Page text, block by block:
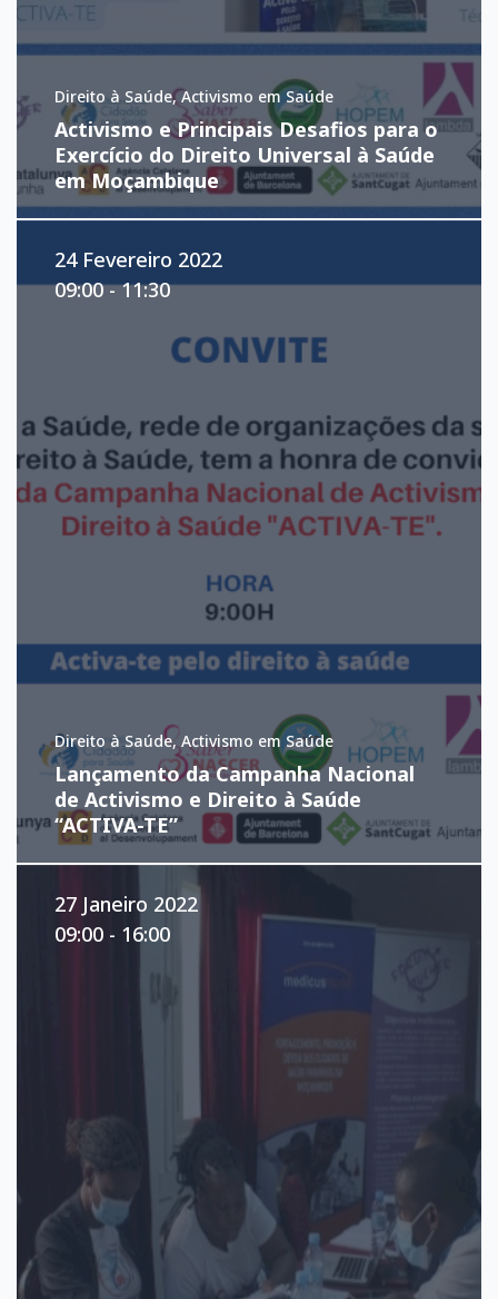
Direito à Saúde, Activismo em Saúde
Activismo e Principais Desafios para o
Exercício do Direito Universal à Saúde
em Moçambique
24 Fevereiro 2022
09:00 - 11:30
Direito à Saúde, Activismo em Saúde
Lançamento da Campanha Nacional
de Activismo e Direito à Saúde
“ACTIVA-TE”
27 Janeiro 2022
09:00 - 16:00